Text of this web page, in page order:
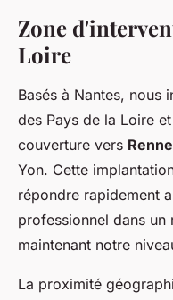
Zone
Loire
Basés à Nantes, nous
des Pays de la Loire
couverture vers
Yon. Cette
répondre rapidement
professionnel dans un
maintenant notre
La proximité